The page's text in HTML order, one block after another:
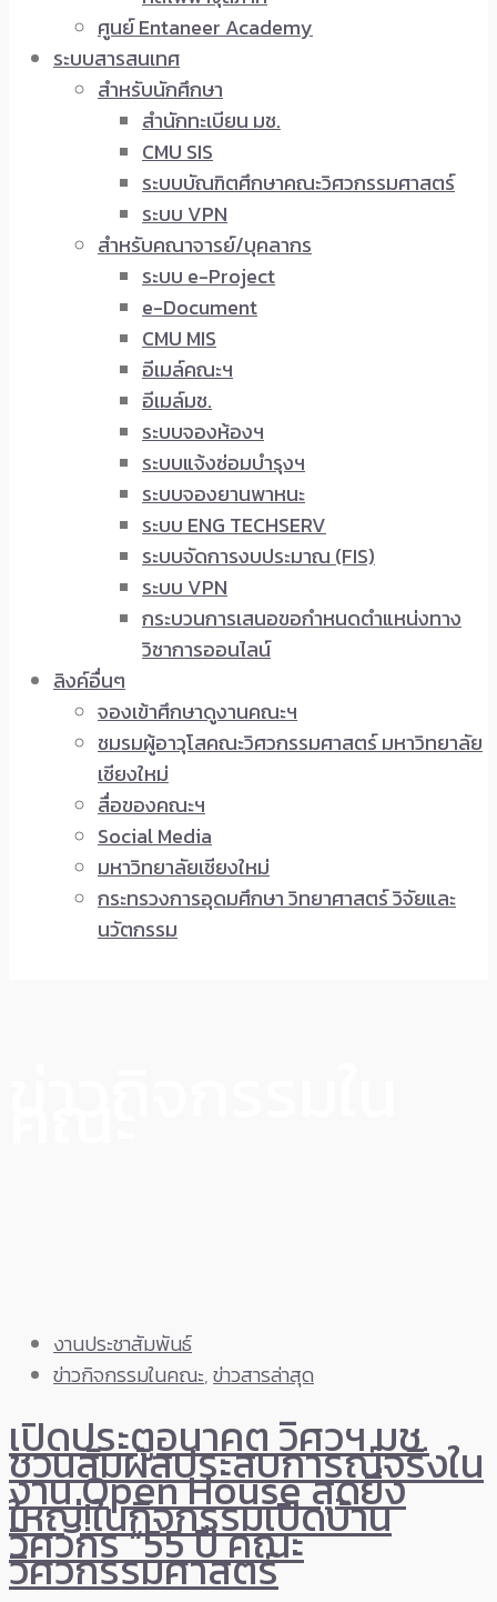
ศูนย์ Entaneer Academy
ระบบสารสนเทศ
สำหรับนักศึกษา
สำนักทะเบียน มช.
CMU SIS
ระบบบัณฑิตศึกษาคณะวิศวกรรมศาสตร์
ระบบ VPN
สำหรับคณาจารย์/บุคลากร
ระบบ e-Project
e-Document
CMU MIS
อีเมล์คณะฯ
อีเมล์มช.
ระบบจองห้องฯ
ระบบแจ้งซ่อมบำรุงฯ
ระบบจองยานพาหนะ
ระบบ ENG TECHSERV
ระบบจัดการงบประมาณ (FIS)
ระบบ VPN
กระบวนการเสนอขอกำหนดตำแหน่งทาง
วิชาการออนไลน์
ลิงค์อื่นๆ
จองเข้าศึกษาดูงานคณะฯ
ชมรมผู้อาวุโสคณะวิศวกรรมศาสตร์ มหาวิทยาลัย
เชียงใหม่
สื่อของคณะฯ
Social Media
มหาวิทยาลัยเชียงใหม่
กระทรวงการอุดมศึกษา วิทยาศาสตร์ วิจัยและ
นวัตกรรม
งานประชาสัมพันธ์
ข่าวกิจกรรมในคณะ,ข่าวสารล่าสุด
เปิดประตูอนาคต วิศวฯ มช.
ชวนสัมผัสประสบการณ์จริงใน
งาน Open House สุดยิ่ง
ใหญ่!ในกิจกรรมเปิดบ้าน
วิศวกร “55 ปี คณะ
วิศวกรรมศาสตร์